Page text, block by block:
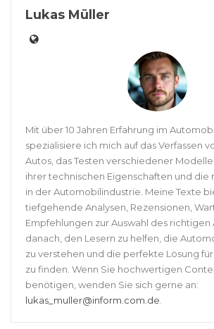
Lukas Müller
Mit über 10 Jahren Erfahrung im
spezialisiere ich mich auf das Verfassen
Autos, das Testen verschiedener
ihrer technischen Eigenschaften und die
in der Automobilindustrie. Meine Texte
tiefgehende Analysen, Rezensionen,
Empfehlungen zur Auswahl des richtigen
danach, den Lesern zu helfen, die
zu verstehen und die perfekte Lösung
zu finden. Wenn Sie hochwertigen
benötigen, wenden Sie sich gerne an:
lukas_muller@inform.com.de